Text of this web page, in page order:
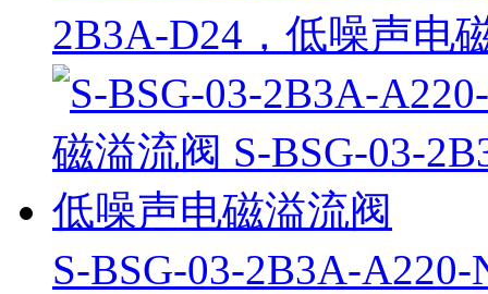
2B3A-D24，低噪声电
S-BSG-03-2B3A-